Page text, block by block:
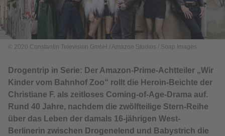
© 2020 Constantin Television GmbH / Amazon Studios / Soap Images
Drogentrip in Serie: Der Amazon-Prime-Achtteiler „Wir
Kinder vom Bahnhof Zoo“ rollt die Heroin-Beichte der
Christiane F. als zeitloses Coming-of-Age-Drama auf.
Rund 40 Jahre, nachdem die zwölfteilige Stern-Reihe
über das Leben der damals 16-jährigen West-
Berlinerin zwischen Drogenelend und Babystrich die